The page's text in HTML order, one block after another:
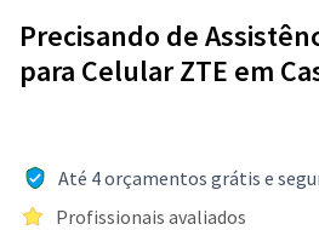
Precisando de
para Celular ZTE em
Até 4 orçamentos grátis e
Profissionais avaliados